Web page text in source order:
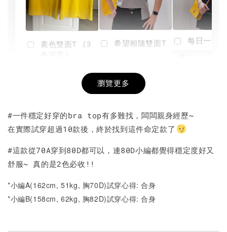
素色雙面T (3
+
希望相隨雙面T
NT$ 190
-
每日一笑
加入購物車
瀏覽更多
#一件穩定好穿的bra top有多難找，闆闆親身經歷~
在實際試穿超過10款後，終於找到這件命定款了
#這款從70A穿到80D都可以，連80D小編都覺得穩定度好又
舒服~ 真的是2色必收!!
*小編A(162cm, 51kg, 胸70D)試穿心得: 合身
*小編B(158cm, 62kg, 胸82D)試穿心得: 合身